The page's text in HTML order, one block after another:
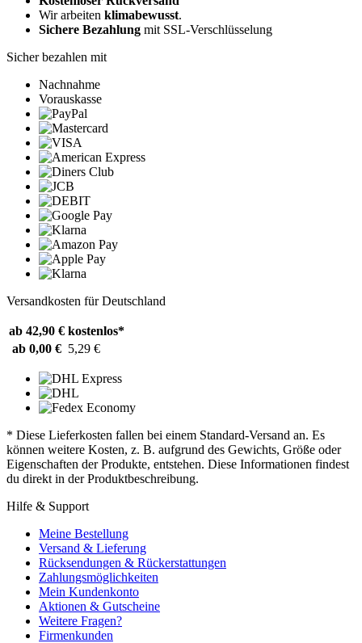
Wir arbeiten klimabewusst.
Sichere Bezahlung mit SSL-Verschlüsselung
Sicher bezahlen mit
Nachnahme
Vorauskasse
Versandkosten für Deutschland
ab 42,90 € kostenlos*
ab 0,00 € 5,29 €
* Diese Lieferkosten fallen bei einem Standard-Versand an. Es
können weitere Kosten, z. B. aufgrund des Gewichts, Größe oder
Eigenschaften der Produkte, entstehen. Diese Informationen findest
du direkt in der Produktbeschreibung.
Hilfe & Support
Meine Bestellung
Versand & Lieferung
Rücksendungen & Rückerstattungen
Zahlungsmöglichkeiten
Mein Kundenkonto
Aktionen & Gutscheine
Weitere Fragen?
Firmenkunden